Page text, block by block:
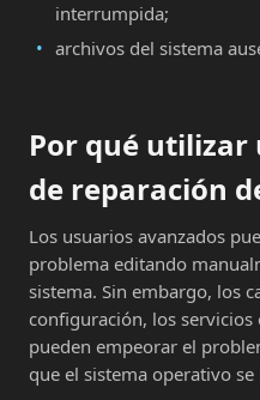
interrumpida;
archivos del sistema
Por qué
de reparación
Los usuarios avanzados
problema editando
sistema. Sin embargo, los
configuración, los
pueden empeorar el
que el sistema operativo se